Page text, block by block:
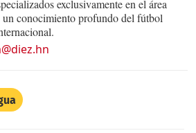
exclusivamente en el área
conocimiento profundo del fútbol